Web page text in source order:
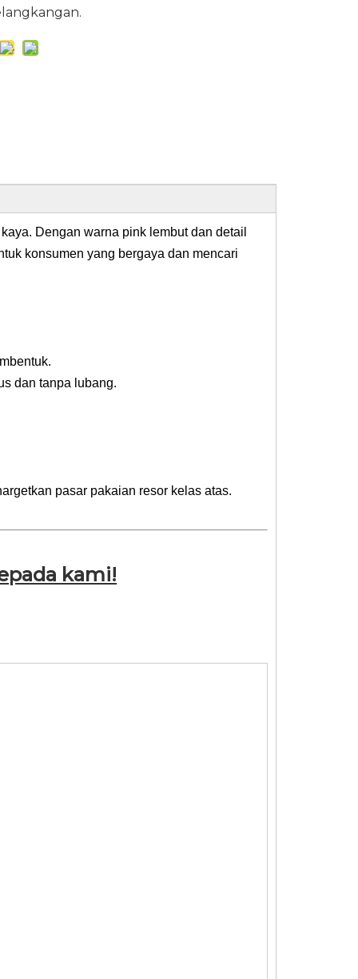
Dengan warna pink lembut dan detail
konsumen yang bergaya dan mencari
dan tanpa lubang.
pasar pakaian resor kelas atas.
kami!